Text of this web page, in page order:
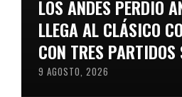
LOS ANDES PERDIÓ
LLEGA AL CLÁSICO
CON TRES
9 AGOSTO, 2026